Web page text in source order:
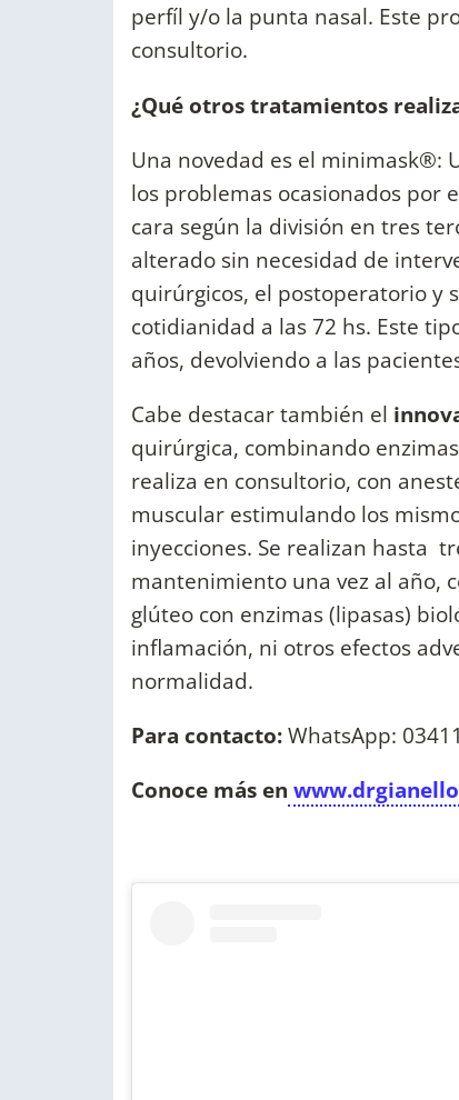
perfíl y/o la punta nasal. Este
consultorio.
¿Qué otros tratamientos
Una novedad es el minimask®:
los problemas ocasionados por
cara según la división en tres
alterado sin necesidad de
quirúrgicos, el postoperatorio y
cotidianidad a las 72 hs. Este
años, devolviendo a las
Cabe destacar también el
quirúrgica, combinando
realiza en consultorio, con
muscular estimulando los
inyecciones. Se realizan hasta
mantenimiento una vez al año,
glúteo con enzimas (lipasas)
inflamación, ni otros efectos
normalidad.
Para contacto:WhatsApp:
Conoce más en